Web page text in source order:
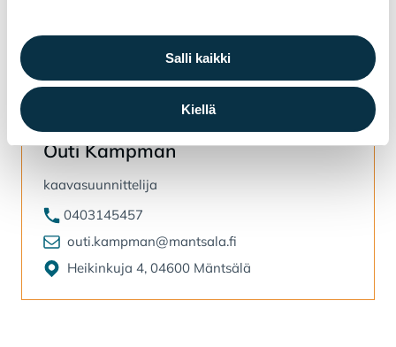
Salli kaikki
Kiellä
maria.isotupa@mantsala.fi
Heikinkuja 4, 04600 Mäntsälä
Outi Kampman
kaavasuunnittelija
0403145457
outi.kampman@mantsala.fi
Heikinkuja 4, 04600 Mäntsälä